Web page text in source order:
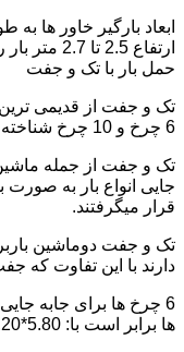
ارتفاع 2.5 تا 2.7 متر بار را به راحتی میتوان روی آنها قرار داد.
حمل بار با تک و جفت
تک و جفت از قدیمی
6 چرخ و 10 چرخ شناخته میشوند.
تک و جفت از جمله
جایی انواع بار به صورت
قرار میگرفتند.
تک و جفت دوماشین
دارند با این تفاوت که جفت 5 تن بیشتر از تک بار حمل
ها برابر است با: 5.80*2.20 متر